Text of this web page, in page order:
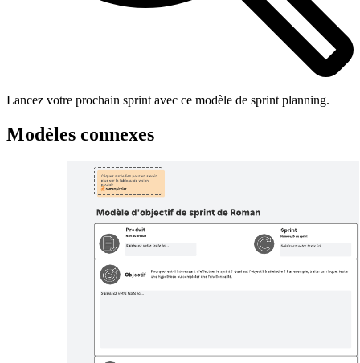
Lancez votre prochain sprint avec ce modèle de sprint planning.
Modèles connexes